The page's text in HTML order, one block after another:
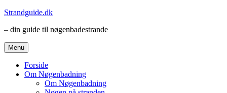
Videre
indhold
Strandguide.dk
– din guide til nøgenbadestrande
Menu
Forside
Om Nøgenbadning
Om Nøgenbadning